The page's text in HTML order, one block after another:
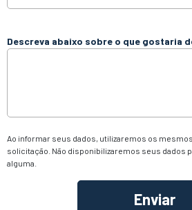
Descreva abaixo sobre o que gostaria
Ao informar seus dados, utilizaremos os
solicitação. Não disponibilizaremos seus dados
alguma.